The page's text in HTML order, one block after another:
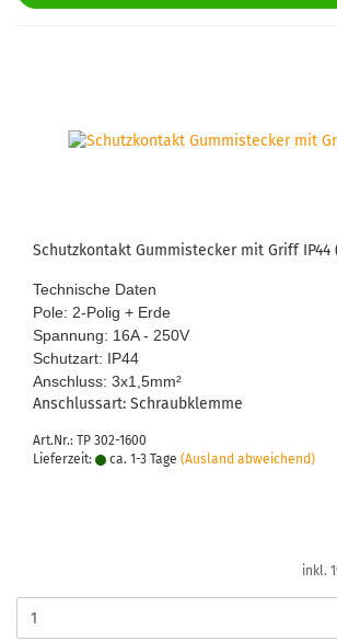
Schutz­kon­takt Gum­mi­ste­cker mit Griff IP44
Tech­ni­sche Daten
Pole: 2-​Polig + Erde
Span­nung: 16A - 250V
Schutz­art: IP44
An­schluss: 3x1,5mm²
An­schluss­art: Schraub­klem­me
Art.Nr.: TP 302-1600
Lieferzeit:
ca. 1-3 Tage (Ausland abweichend)
inkl.